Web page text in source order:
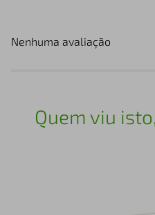
Nenhuma avaliação
Quem viu